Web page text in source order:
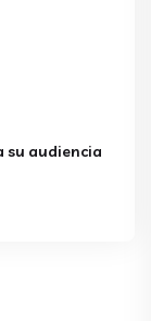
su audiencia